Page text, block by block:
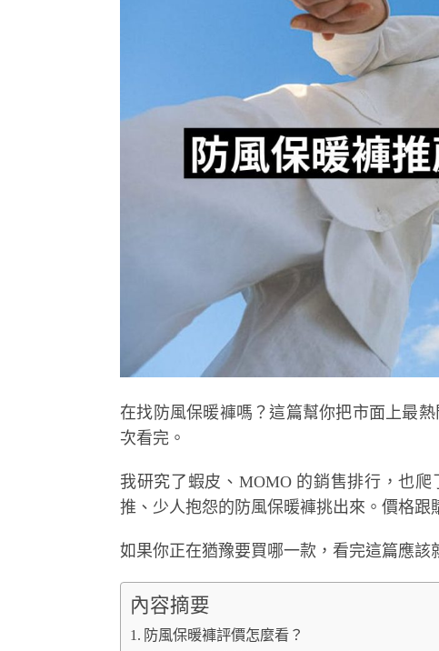
在找防風保暖褲嗎？這篇幫你把市面上最
次看完。
我研究了蝦皮、MOMO 的銷售排行，也
推、少人抱怨的防風保暖褲挑出來。價格跟
如果你正在猶豫要買哪一款，看完這篇應該
內容摘要
防風保暖褲評價怎麼看？